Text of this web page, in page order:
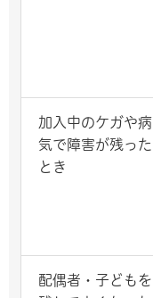
加入中のケガや病
気で障害が残った
とき
配偶者・子どもを